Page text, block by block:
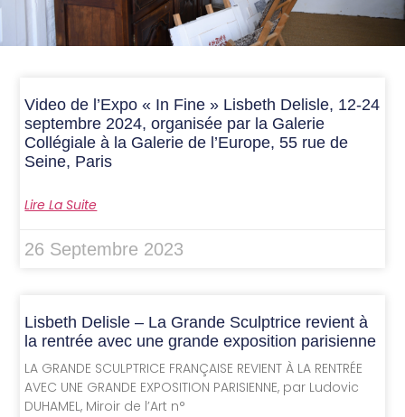
Video de l’Expo « In Fine » Lisbeth Delisle, 12-24
septembre 2024, organisée par la Galerie
Collégiale à la Galerie de l’Europe, 55 rue de
Seine, Paris
Lire La Suite
26 Septembre 2023
Lisbeth Delisle – La Grande Sculptrice revient à
la rentrée avec une grande exposition parisienne
LA GRANDE SCULPTRICE FRANÇAISE REVIENT À LA RENTRÉE
AVEC UNE GRANDE EXPOSITION PARISIENNE, par Ludovic
DUHAMEL, Miroir de l’Art n°